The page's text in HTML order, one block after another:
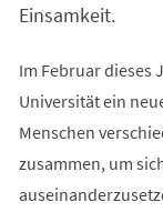
Einsamkeit.
Im Februar dieses
Universität ein
Menschen
zusammen, um